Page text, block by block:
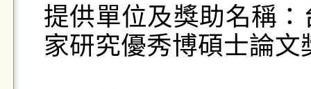
提供單位及獎助名稱
家研究優秀博碩士論文